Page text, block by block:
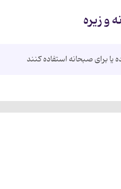
و زیره
یا برای صبحانه استفاده کنند